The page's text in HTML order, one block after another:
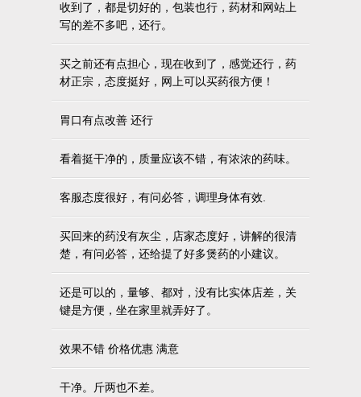
收到了，都是切好的，包装也行，药材和网站上
写的差不多吧，还行。
买之前还有点担心，现在收到了，感觉还行，药
材正宗，态度挺好，网上可以买药很方便！
胃口有点改善 还行
看着挺干净的，质量应该不错，有浓浓的药味。
客服态度很好，有问必答，调理身体有效.
买回来的药没有灰尘，店家态度好，讲解的很清
楚，有问必答，还给提了好多煲药的小建议。
还是可以的，量够、都对，没有比实体店差，关
键是方便，坐在家里就弄好了。
效果不错 价格优惠 满意
干净。斤两也不差。